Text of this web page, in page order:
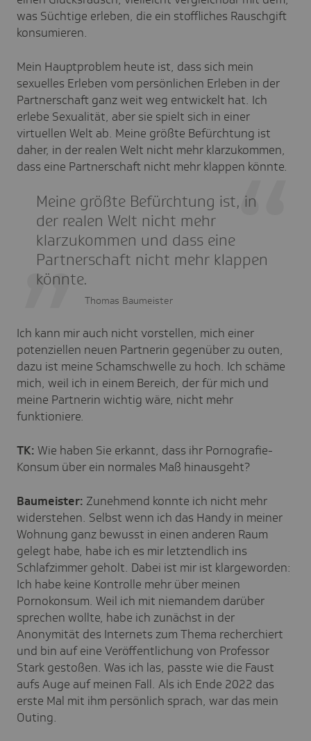
was Süchtige erleben, die ein stoffliches Rauschgift
konsumieren.
Mein Hauptproblem heute ist, dass sich mein
sexuelles Erleben vom persönlichen Erleben in der
Partnerschaft ganz weit weg entwickelt hat. Ich
erlebe Sexualität, aber sie spielt sich in einer
virtuellen Welt ab. Meine größte Befürchtung ist
daher, in der realen Welt nicht mehr klarzukommen,
dass eine Partnerschaft nicht mehr klappen könnte.
Meine größte Befürchtung ist, in
der realen Welt nicht mehr
klarzukommen und dass eine
Partnerschaft nicht mehr klappen
könnte.
Thomas Baumeister
Ich kann mir auch nicht vorstellen, mich einer
potenziellen neuen Partnerin gegenüber zu outen,
dazu ist meine Schamschwelle zu hoch. Ich schäme
mich, weil ich in einem Bereich, der für mich und
meine Partnerin wichtig wäre, nicht mehr
funktioniere.
TK: Wie haben Sie erkannt, dass ihr Pornografie-
Konsum über ein normales Maß hinausgeht?
Baumeister: Zunehmend konnte ich nicht mehr
widerstehen. Selbst wenn ich das Handy in meiner
Wohnung ganz bewusst in einen anderen Raum
gelegt habe, habe ich es mir letztendlich ins
Schlafzimmer geholt. Dabei ist mir ist klargeworden:
Ich habe keine Kontrolle mehr über meinen
Pornokonsum. Weil ich mit niemandem darüber
sprechen wollte, habe ich zunächst in der
Anonymität des Internets zum Thema recherchiert
und bin auf eine Veröffentlichung von Professor
Stark gestoßen. Was ich las, passte wie die Faust
aufs Auge auf meinen Fall. Als ich Ende 2022 das
erste Mal mit ihm persönlich sprach, war das mein
Outing.